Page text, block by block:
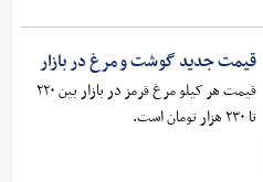
قیمت جدید گوشت و مرغ در بازار
قیمت هر کیلو مرغ قرمز در بازار بین ۲۲۰
تا ۲۳۰ هزار تومان است.